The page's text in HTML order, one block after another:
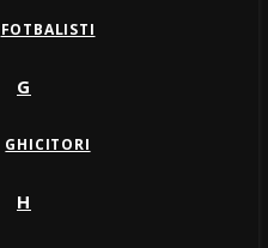
FOTBALISTI
G
GHICITORI
H